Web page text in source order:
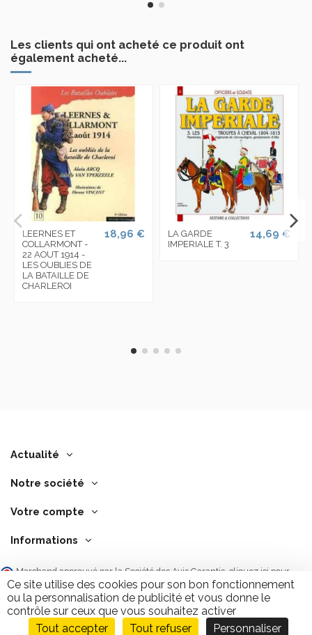
Ajouter au panier
Les clients qui ont acheté ce produit ont
également acheté...
LEERNES ET
COLLARMONT -
22 AOUT 1914 -
LES OUBLIES DE
LA BATAILLE DE
CHARLEROI
18,96 €
LA GARDE
IMPERIALE T. 3
14,69 €
Actualité
Notre société
Votre compte
Informations
Marchand approuvé par la Société des Avis Garantis, cliquez ici pour
vérifier .
Ce site utilise des cookies pour son bon fonctionnement
ou la personnalisation de publicité et vous donne le
contrôle sur ceux que vous souhaitez activer
Tout accepter
Tout refuser Personnaliser